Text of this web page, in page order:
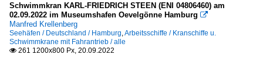
Schwimmkran KARL-FRIEDRICH STEEN (ENI 04806460) am
02.09.2022 im Museumshafen Oevelgönne Hamburg 
Manfred Krellenberg
Seehäfen / Deutschland / Hamburg,Arbeitsschiffe / Kranschiffe u.
Schwimmkrane mit Fahrantrieb / alle
 261 1200x800 Px, 20.09.2022